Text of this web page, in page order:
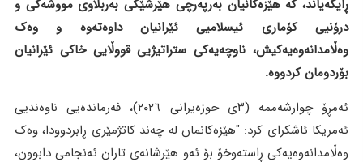
ڕایگەیاند، کە هێزەکانیان بەرپەرچی هێرشێکی بەربڵاوی مووشەکی و
درۆنیی کۆماری ئیسلامیی ئێرانیان داوەتەوە و وەک
وەڵامدانەوەیەکیش، ناوچەیەکی ستراتیژیی قووڵایی خاکی ئێرانیان
بۆردومان کردووە.
ئەمڕۆ چوارشەممە (٣ی حوزەیرانی ٢٠٢٦)، فەرماندەیی ناوەندیی
ئەمریکا ئاشکرای کرد: "هێزەکانمان لە چەند کاتژمێری ڕابردوودا، وەک
وەڵامدانەوەیەکی ڕاستەوخۆ بۆ ئەو هێرشانەی تاران ئەنجامی دابوون،